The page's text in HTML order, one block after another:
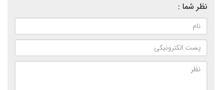
نظر شما :